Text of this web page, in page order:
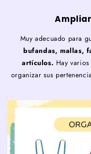
Muy adecuado para
bufandas, mallas,
artículos. Hay
organizar sus